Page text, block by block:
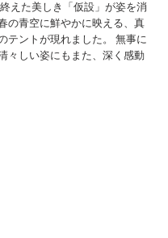
えた美しき「仮設」が姿を消
の青空に鮮やかに映える、真
テントが現れました。 無事に
々しい姿にもまた、深く感動